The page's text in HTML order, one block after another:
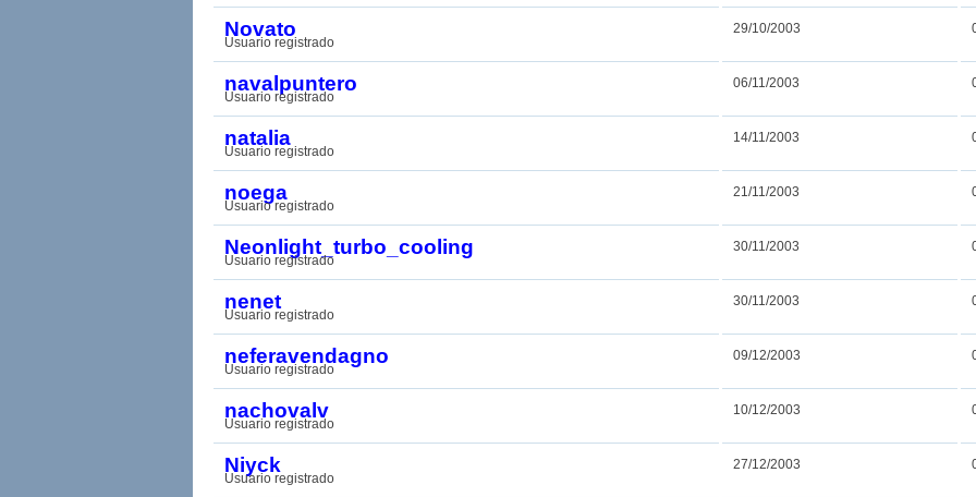
Novato
Usuario registrado
29/10/2003
navalpuntero
Usuario registrado
06/11/2003
natalia
Usuario registrado
14/11/2003
noega
Usuario registrado
21/11/2003
Neonlight_turbo_cooling
Usuario registrado
30/11/2003
nenet
Usuario registrado
30/11/2003
neferavendagno
Usuario registrado
09/12/2003
nachovalv
Usuario registrado
10/12/2003
Niyck
Usuario registrado
27/12/2003